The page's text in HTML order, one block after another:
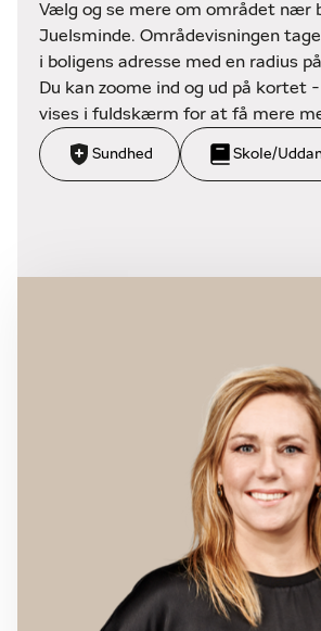
Vælg og se mere om området nær
Juelsminde. Områdevisningen
i boligens adresse med en radius
Du kan zoome ind og ud på kortet
vises i fuldskærm for at få mere
Sundhed Skole/